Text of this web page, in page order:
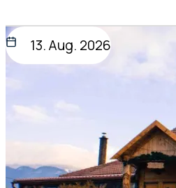
13. Aug. 2026